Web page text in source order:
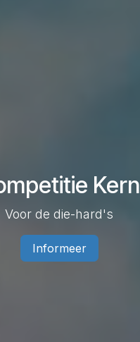
Kern
Voor de die-hard's
Informeer